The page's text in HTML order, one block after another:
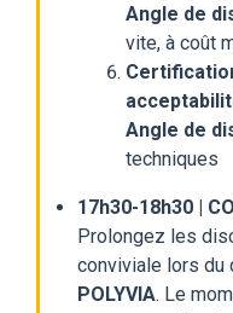
Angle de
vite, à coût
Angle de
techniques
17h30-18h30 |
Prolongez les
conviviale lors du
POLYVIA. Le